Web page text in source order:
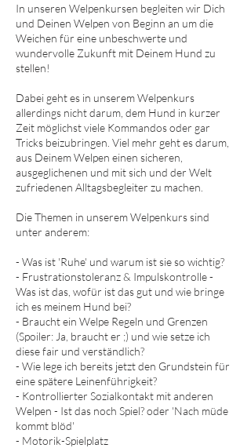
In unseren Welpenkursen begleiten wir Dich
und Deinen Welpen von Beginn an um die
Weichen für eine unbeschwerte und
wundervolle Zukunft mit Deinem Hund zu
stellen!
Dabei geht es in unserem Welpenkurs
allerdings nicht darum, dem Hund in kurzer
Zeit möglichst viele Kommandos oder gar
Tricks beizubringen. Viel mehr geht es darum,
aus Deinem Welpen einen sicheren,
ausgeglichenen und mit sich und der Welt
zufriedenen Alltagsbegleiter zu machen.
Die Themen in unserem Welpenkurs sind
unter anderem:
- Was ist 'Ruhe' und warum ist sie so wichtig?
- Frustrationstoleranz & Impulskontrolle -
Was ist das, wofür ist das gut und wie bringe
ich es meinem Hund bei?
- Braucht ein Welpe Regeln und Grenzen
(Spoiler: Ja, braucht er ;) und wie setze ich
diese fair und verständlich?
- Wie lege ich bereits jetzt den Grundstein für
eine spätere Leinenführigkeit?
- Kontrollierter Sozialkontakt mit anderen
Welpen - Ist das noch Spiel? oder 'Nach müde
kommt blöd'
- Motorik-Spielplatz